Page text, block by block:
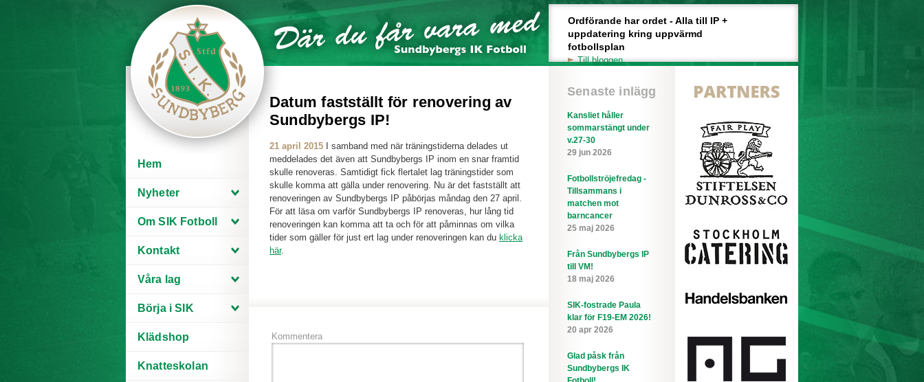
Ordförande har ordet - Alla till IP +
uppdatering kring uppvärmd
fotbollsplan
Till bloggen
Hem
Nyheter
Om SIK Fotboll
Kontakt
Våra lag
Börja i SIK
Klädshop
Knatteskolan
Datum fastställt för renovering av
Sundbybergs IP!
21 april 2015
I samband med när träningstiderna delades ut
meddelades det även att Sundbybergs IP inom en snar framtid
skulle renoveras. Samtidigt fick flertalet lag träningstider som
skulle komma att gälla under renovering. Nu är det fastställt att
renoveringen av Sundbybergs IP påbörjas måndag den 27 april.
För att läsa om varför Sundbybergs IP renoveras, hur lång tid
renoveringen kan komma att ta och för att påminnas om vilka
tider som gäller för just ert lag under renoveringen kan du klicka
här.
Kommentera
Senaste inlägg
Kansliet håller
sommarstängt under
v.27-30
29 jun 2026
Fotbollströjefredag -
Tillsammans i
matchen mot
barncancer
25 maj 2026
Från Sundbybergs IP
till VM!
18 maj 2026
SIK-fostrade Paula
klar för F19-EM 2026!
20 apr 2026
Glad påsk från
Sundbybergs IK